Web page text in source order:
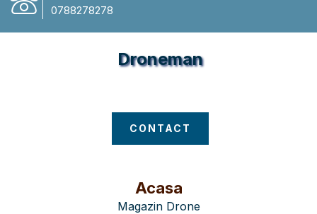
0788278278
Droneman
CONTACT
Acasa
Magazin Drone